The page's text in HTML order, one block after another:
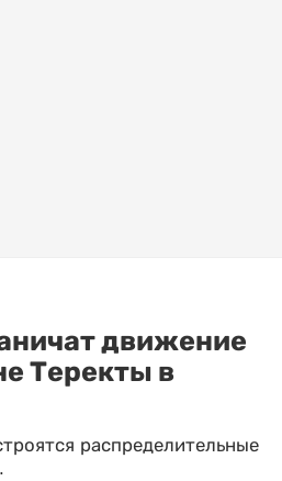
движение
Теректы в
распределительные